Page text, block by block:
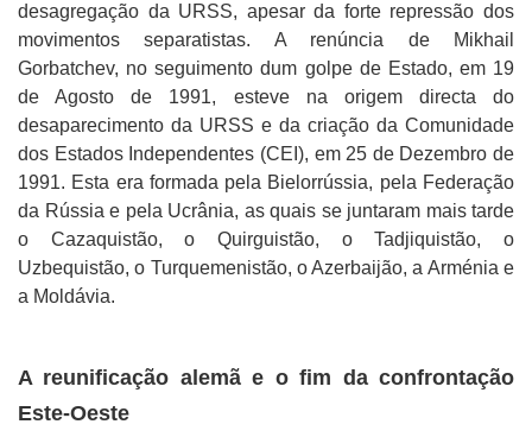
desagregação da URSS, apesar da forte repressão dos
movimentos separatistas. A renúncia de Mikhail
Gorbatchev, no seguimento dum golpe de Estado, em 19
de Agosto de 1991, esteve na origem directa do
desaparecimento da URSS e da criação da Comunidade
dos Estados Independentes (CEI), em 25 de Dezembro de
1991. Esta era formada pela Bielorrússia, pela Federação
da Rússia e pela Ucrânia, as quais se juntaram mais tarde
o Cazaquistão, o Quirguistão, o Tadjiquistão, o
Uzbequistão, o Turquemenistão, o Azerbaijão, a Arménia e
a Moldávia.
A reunificação alemã e o fim da confrontação
Este-Oeste